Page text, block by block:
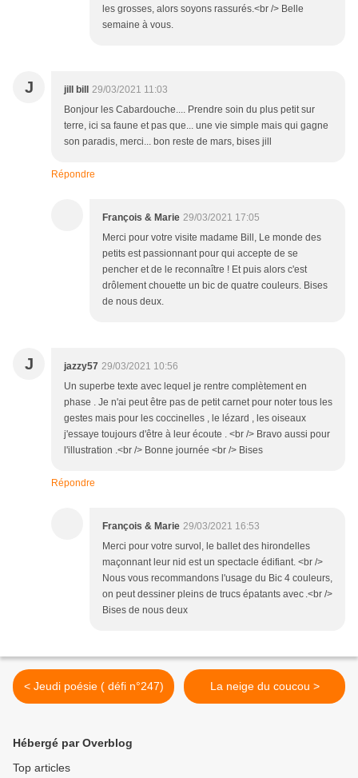
les grosses, alors soyons rassurés.<br /> Belle
semaine à vous.
J jill bill
29/03/2021 11:03
Bonjour les Cabardouche.... Prendre soin du plus petit sur
terre, ici sa faune et pas que... une vie simple mais qui gagne
son paradis, merci... bon reste de mars, bises jill
Répondre
François & Marie 29/03/2021 17:05
Merci pour votre visite madame Bill, Le monde des
petits est passionnant pour qui accepte de se
pencher et de le reconnaître ! Et puis alors c'est
drôlement chouette un bic de quatre couleurs. Bises
de nous deux.
J jazzy57 29/03/2021 10:56
Un superbe texte avec lequel je rentre complètement en
phase . Je n'ai peut être pas de petit carnet pour noter tous les
gestes mais pour les coccinelles , le lézard , les oiseaux
j'essaye toujours d'être à leur écoute . <br /> Bravo aussi pour
l'illustration .<br /> Bonne journée <br /> Bises
Répondre
François & Marie 29/03/2021 16:53
Merci pour votre survol, le ballet des hirondelles
maçonnant leur nid est un spectacle édifiant. <br />
Nous vous recommandons l'usage du Bic 4 couleurs,
on peut dessiner pleins de trucs épatants avec .<br />
Bises de nous deux
< Jeudi poésie ( défi n°247) La neige du coucou >
Hébergé par Overblog
Top articles